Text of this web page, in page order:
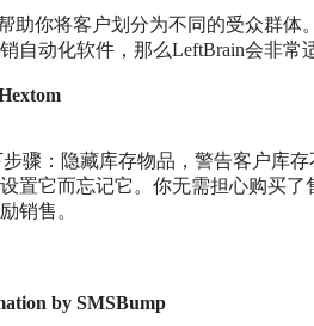
助你将客户划分为不同的受众群
自动化软件，那么LeftBrain会非常
骤：隐藏库存物品，警告客户库
置它而忘记它。你无需担心购买
销售。
by SMSBump